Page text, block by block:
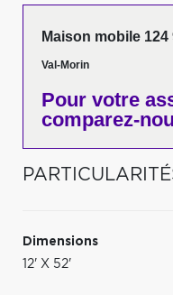
Maison mobile 124
Val-Morin
Pour votre
comparez-
Dimensions
12' X 52'